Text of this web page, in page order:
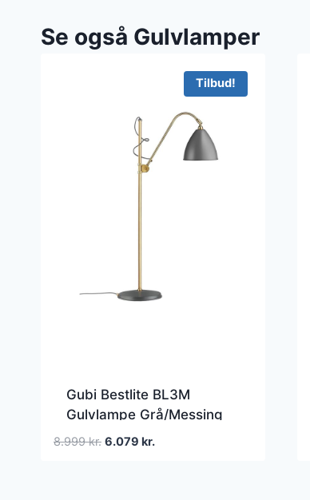
Se også Gulvlamper
Tilbud!
Gubi Bestlite BL3M
Gulvlampe Grå/Messing
8.999kr. Den
6.079 kr.Den